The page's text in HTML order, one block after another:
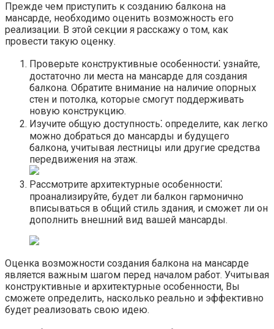
Прежде чем приступить к созданию балкона на
мансарде, необходимо оценить возможность его
реализации. В этой секции я расскажу о том, как
провести такую оценку.
Проверьте конструктивные особенности⁚ узнайте,
достаточно ли места на мансарде для создания
балкона.​ Обратите внимание на наличие опорных
стен и потолка, которые смогут поддерживать
новую конструкцию.​
Изучите общую доступность⁚ определите, как легко
можно добраться до мансарды и будущего
балкона, учитывая лестницы или другие средства
передвижения на этаж.​
Рассмотрите архитектурные особенности⁚
проанализируйте, будет ли балкон гармонично
вписываться в общий стиль здания, и сможет ли он
дополнить внешний вид вашей мансарды.
Оценка возможности создания балкона на мансарде
является важным шагом перед началом работ.​ Учитывая
конструктивные и архитектурные особенности, Вы
сможете определить, насколько реально и эффективно
будет реализовать свою идею.​